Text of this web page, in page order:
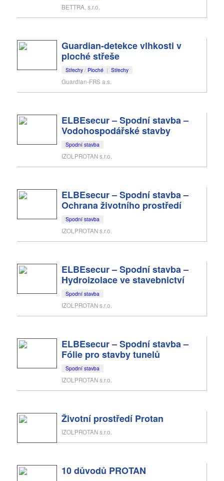
BETTRA, s.r.o.
Guardian-detekce vlhkosti v
ploché střeše
Střechy / Ploché | Střechy
Guardian-FRS a.s.
ELBEsecur – Spodní stavba –
Vodohospodářské stavby
Spodní stavba
IZOLPROTAN s.r.o.
ELBEsecur – Spodní stavba –
Ochrana životního prostředí
Spodní stavba
IZOLPROTAN s.r.o.
ELBEsecur – Spodní stavba –
Hydroizolace ve stavebnictví
Spodní stavba
IZOLPROTAN s.r.o.
ELBEsecur – Spodní stavba –
Fólie pro stavby tunelů
Spodní stavba
IZOLPROTAN s.r.o.
Životní prostředí Protan
IZOLPROTAN s.r.o.
10 důvodů PROTAN